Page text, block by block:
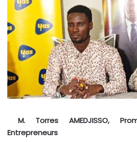
M. Torres AMEDJISSO,
Entrepreneurs